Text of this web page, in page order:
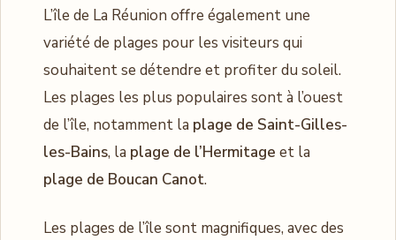
L’île de La Réunion offre également une
variété de plages pour les visiteurs qui
souhaitent se détendre et profiter du soleil.
Les plages les plus populaires sont à l’ouest
de l’île, notamment la plage de Saint-Gilles-
les-Bains, la plage de l’Hermitage et la
plage de Boucan Canot.
Les plages de l’île sont magnifiques, avec des